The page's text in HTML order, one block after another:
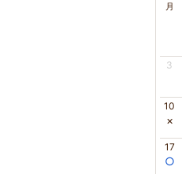
月
3
10
×
17
○